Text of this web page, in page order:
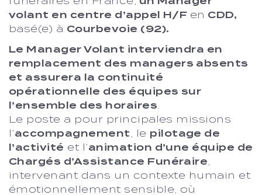
volant en centre d’appel H/F en CDD,
basé(e) à Courbevoie (92).
Le Manager Volant interviendra en
remplacement des managers absents
et assurera la continuité
opérationnelle des équipes sur
l’ensemble des horaires.
Le poste a pour principales missions
l’accompagnement, le pilotage de
l’activité et l’animation d’une équipe de
Chargés d’Assistance Funéraire,
intervenant dans un contexte humain et
émotionnellement sensible, où